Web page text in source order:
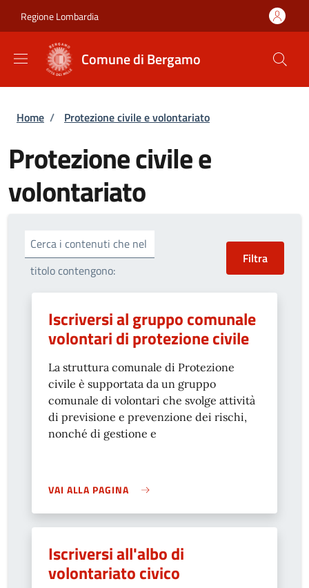
Regione Lombardia
Comune di Bergamo
Briciole di pane
Home / Protezione civile e volontariato
Protezione civile e
volontariato
Cerca i contenuti che nel
titolo contengono:
Iscriversi al gruppo comunale
volontari di protezione civile
La struttura comunale di Protezione
civile è supportata da un gruppo
comunale di volontari che svolge attività
di previsione e prevenzione dei rischi,
nonché di gestione e
VAI ALLA PAGINA
Iscriversi all'albo di
volontariato civico